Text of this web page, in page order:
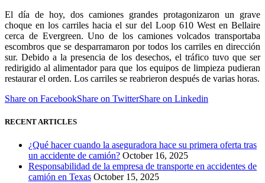
El día de hoy, dos camiones grandes protagonizaron un grave
choque en los carriles hacia el sur del Loop 610 West en Bellaire
cerca de Evergreen. Uno de los camiones volcados transportaba
escombros que se desparramaron por todos los carriles en dirección
sur. Debido a la presencia de los desechos, el tráfico tuvo que ser
redirigido al alimentador para que los equipos de limpieza pudieran
restaurar el orden. Los carriles se reabrieron después de varias horas.
Share on FacebookShare on TwitterShare on Linkedin
RECENT ARTICLES
¿Qué hacer cuando la aseguradora hace su primera oferta tras
un accidente de camión? October 16, 2025
Responsabilidad de la empresa de transporte en accidentes de
camión en Texas October 15, 2025